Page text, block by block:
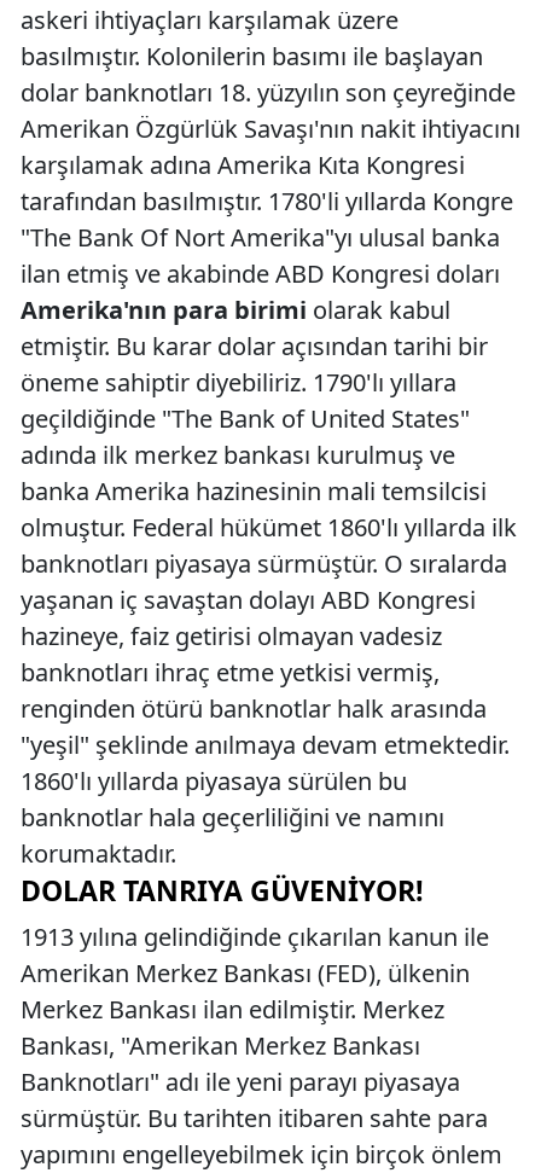
askeri ihtiyaçları karşılamak üzere
basılmıştır. Kolonilerin basımı ile başlayan
dolar banknotları 18. yüzyılın son çeyreğinde
Amerikan Özgürlük Savaşı'nın nakit ihtiyacını
karşılamak adına Amerika Kıta Kongresi
tarafından basılmıştır. 1780'li yıllarda Kongre
"The Bank Of Nort Amerika"yı ulusal banka
ilan etmiş ve akabinde ABD Kongresi doları
Amerika'nın para birimi olarak kabul
etmiştir. Bu karar dolar açısından tarihi bir
öneme sahiptir diyebiliriz. 1790'lı yıllara
geçildiğinde "The Bank of United States"
adında ilk merkez bankası kurulmuş ve
banka Amerika hazinesinin mali temsilcisi
olmuştur. Federal hükümet 1860'lı yıllarda ilk
banknotları piyasaya sürmüştür. O sıralarda
yaşanan iç savaştan dolayı ABD Kongresi
hazineye, faiz getirisi olmayan vadesiz
banknotları ihraç etme yetkisi vermiş,
renginden ötürü banknotlar halk arasında
"yeşil" şeklinde anılmaya devam etmektedir.
1860'lı yıllarda piyasaya sürülen bu
banknotlar hala geçerliliğini ve namını
korumaktadır.
DOLAR TANRIYA GÜVENIYOR!
1913 yılına gelindiğinde çıkarılan kanun ile
Amerikan Merkez Bankası (FED), ülkenin
Merkez Bankası ilan edilmiştir. Merkez
Bankası, "Amerikan Merkez Bankası
Banknotları" adı ile yeni parayı piyasaya
sürmüştür. Bu tarihten itibaren sahte para
yapımını engelleyebilmek için birçok önlem